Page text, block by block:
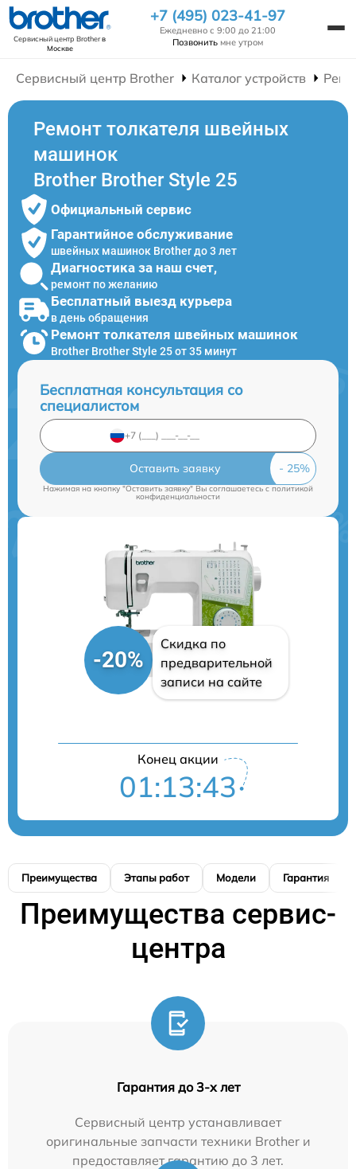
Сервисный центр Brotherв
Москве
+7 (495) 023-41-97
Ежедневно с 9:00 до 21:00
Позвонить мне утром
Сервисный центр Brother Каталог устройств
Ремонт толкателя швейных
машинок
Brother Brother Style 25
Официальный сервис
Гарантийное обслуживание
швейных машинок Brother до 3 лет
Диагностика за наш счет,
ремонт по желанию
Бесплатный выезд курьера
в день обращения
Ремонт толкателя швейных машинок
Brother Brother Style 25 от 35 минут
Бесплатная консультация со
специалистом
Оставить заявку
Нажимая на кнопку "Оставить заявку" Вы соглашаетесь cполитикой
конфиденциальности
-20%
Скидка по
предварительной
записи на сайте
Конец акции
01:13:42
Преимущества Этапы работ Модели Гарантия
Преимущества сервис-
центра
Гарантия до 3-х лет
Сервисный центр устанавливает
оригинальные запчасти техники Brother и
предоставляет гарантию до 3 лет.